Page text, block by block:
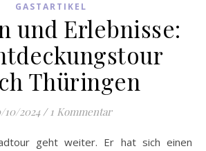
GASTARTIKEL
und Erlebnisse:
Thüringen
10/2024 / 1 Kommentar